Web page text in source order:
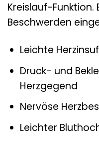
Kreislauf-Funktion.
Beschwerden
Leichte
Druck- und
Herzgegend
Nervöse
Leichter